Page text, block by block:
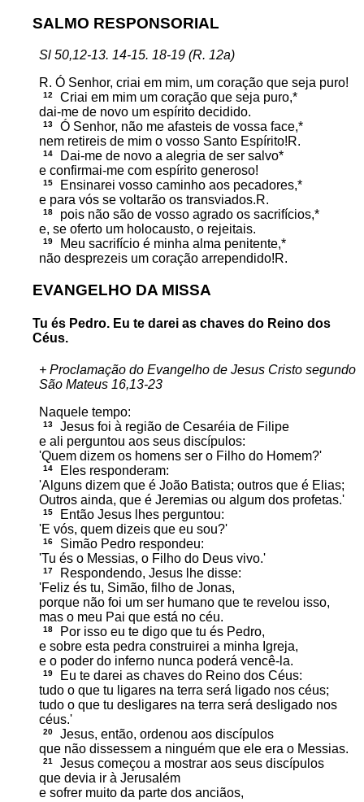
SALMO RESPONSORIAL
Sl 50,12-13. 14-15. 18-19 (R. 12a)
R. Ó Senhor, criai em mim, um coração que seja puro!
12
Criai em mim um coração que seja puro,*
dai-me de novo um espírito decidido.
13
Ó Senhor, não me afasteis de vossa face,*
nem retireis de mim o vosso Santo Espírito!R.
14
Dai-me de novo a alegria de ser salvo*
e confirmai-me com espírito generoso!
15
Ensinarei vosso caminho aos pecadores,*
e para vós se voltarão os transviados.R.
18
pois não são de vosso agrado os sacrifícios,*
e, se oferto um holocausto, o rejeitais.
19
Meu sacrifício é minha alma penitente,*
não desprezeis um coração arrependido!R.
EVANGELHO DA MISSA
Tu és Pedro. Eu te darei as chaves do Reino dos
Céus.
+ Proclamação do Evangelho de Jesus Cristo segundo
São Mateus 16,13-23
Naquele tempo:
13
Jesus foi à região de Cesaréia de Filipe
e ali perguntou aos seus discípulos:
'Quem dizem os homens ser o Filho do Homem?'
14
Eles responderam:
'Alguns dizem que é João Batista; outros que é Elias;
Outros ainda, que é Jeremias ou algum dos profetas.'
15
Então Jesus lhes perguntou:
'E vós, quem dizeis que eu sou?'
16
Simão Pedro respondeu:
'Tu és o Messias, o Filho do Deus vivo.'
17
Respondendo, Jesus lhe disse:
'Feliz és tu, Simão, filho de Jonas,
porque não foi um ser humano que te revelou isso,
mas o meu Pai que está no céu.
18
Por isso eu te digo que tu és Pedro,
e sobre esta pedra construirei a minha Igreja,
e o poder do inferno nunca poderá vencê-la.
19
Eu te darei as chaves do Reino dos Céus:
tudo o que tu ligares na terra será ligado nos céus;
tudo o que tu desligares na terra será desligado nos
céus.'
20
Jesus, então, ordenou aos discípulos
que não dissessem a ninguém que ele era o Messias.
21
Jesus começou a mostrar aos seus discípulos
que devia ir à Jerusalém
e sofrer muito da parte dos anciãos,